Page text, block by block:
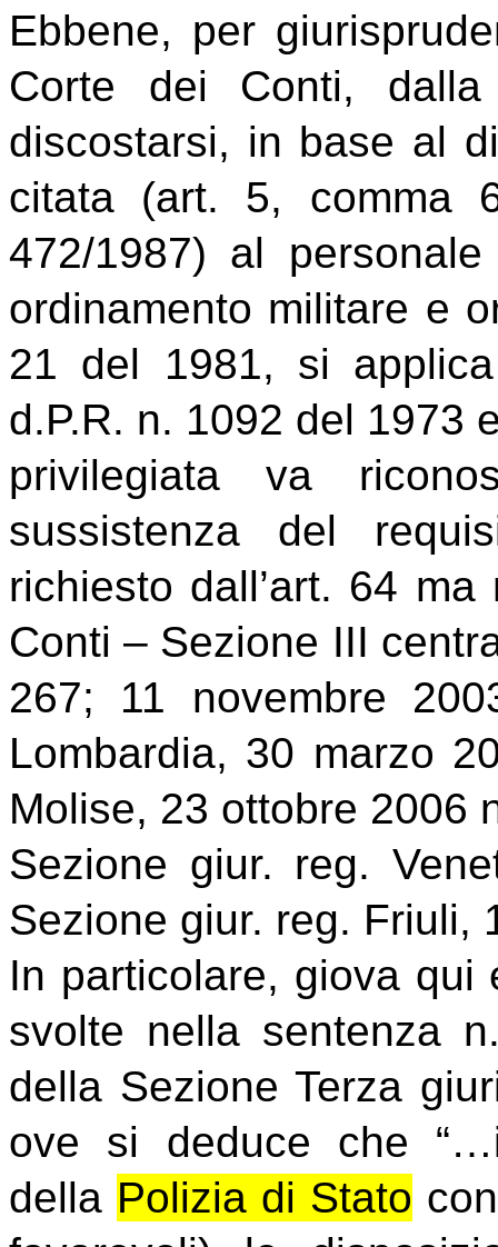
Ebbene, per
Corte dei Conti,
discostarsi, in base al
citata (art. 5,
472/1987) al
ordinamento militare e
21 del 1981, si
d.P.R. n. 1092 del 1973
privilegiata va
sussistenza del
richiesto dall’art. 64
Conti – Sezione III
267; 11 novembre
Lombardia, 30 marzo
Molise, 23 ottobre 2006
Sezione giur. reg.
Sezione giur. reg. Friuli,
In particolare, giova qui
svolte nella sentenza
della Sezione Terza
ove si deduce che “…
della Polizia di Stato